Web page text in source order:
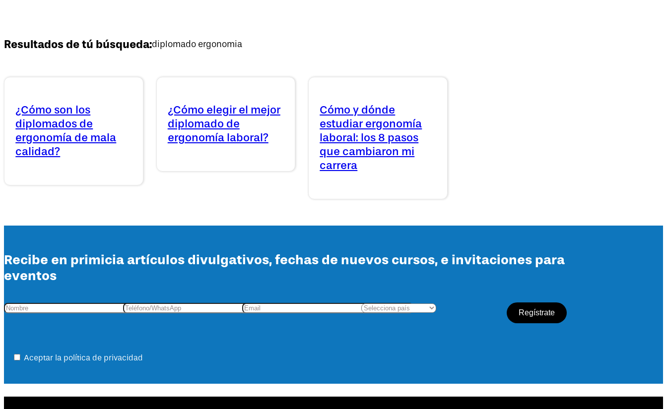
Resultados de tú búsqueda:diplomado ergonomia
¿Cómo son los
diplomados de
ergonomía de mala
calidad?
¿Cómo elegir el mejor
diplomado de
ergonomía laboral?
Cómo y dónde
estudiar ergonomía
laboral: los 8 pasos
que cambiaron mi
carrera
Recibe en primicia artículos divulgativos, fechas de nuevos cursos, e invitaciones para
eventos
Aceptar la política de privacidad